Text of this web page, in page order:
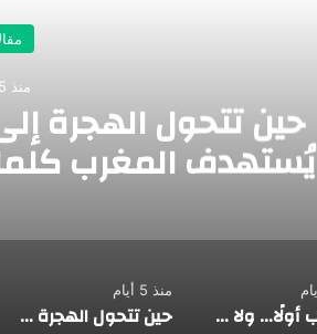
منذ 5 أيام
حين تتحول الهجرة
يُستهدف المغرب
المغرب أولًا… ولا غالب إلا الله
منذ 5 أيام
حين تتحول الهجرة إلى سلاح إعلامي… لماذا يُستهدف المغرب كلما اشتد حضوره الدولي؟